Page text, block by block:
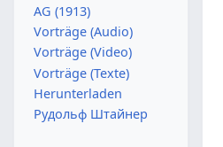
AG (1913)
Vorträge (Audio)
Vorträge (Video)
Vorträge (Texte)
Herunterladen
Рудольф Штайнер